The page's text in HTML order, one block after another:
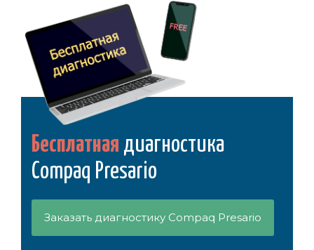
Бесплатная диагностика
Compaq Presario
Заказать диагностику Compaq Presario